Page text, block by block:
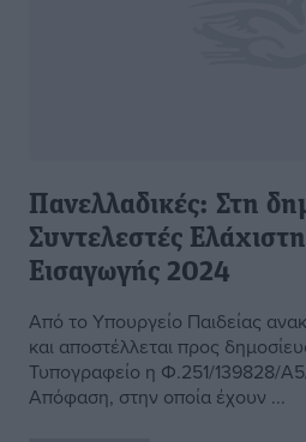
Πανελλαδικές: Στη
Συντελεστές
Εισαγωγής 2024
Από το Υπουργείο Παιδείας
και αποστέλλεται προς
Τυπογραφείο η Φ.251/139828/
Απόφαση, στην οποία έχουν ...